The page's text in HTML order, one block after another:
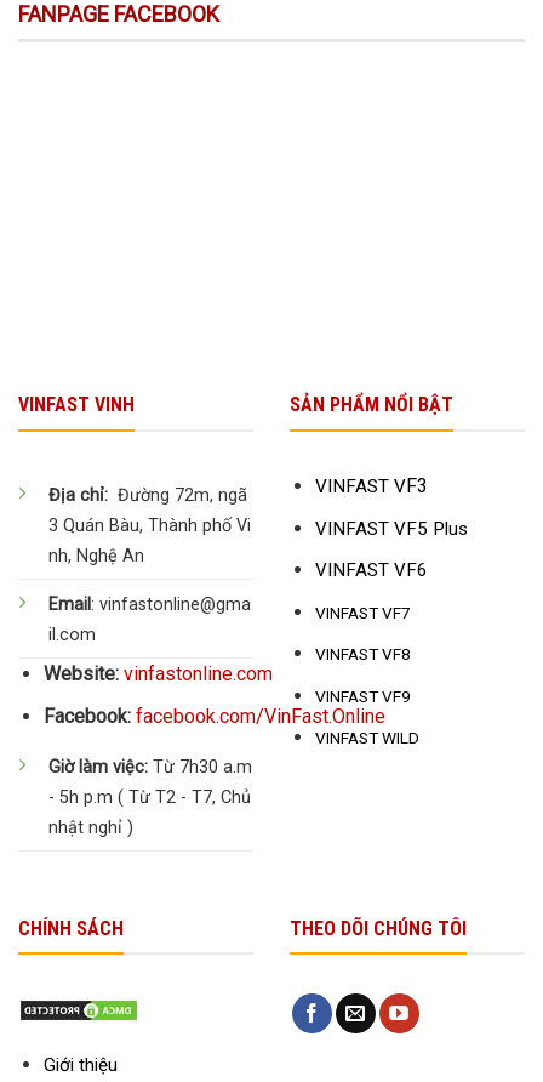
FANPAGE FACEBOOK
VINFAST VINH
Địa chỉ: Đường 72m, ngã
3 Quán Bàu, Thành phố Vi
nh, Nghệ An
Email: vinfastonline@gma
il.com
Website: vinfastonline.com
Facebook: facebook.com/VinFast.Online
Giờ làm việc: Từ 7h30 a.m
- 5h p.m ( Từ T2 - T7, Chủ
nhật nghỉ )
SẢN PHẨM NỔI BẬT
VINFAST VF3
VINFAST VF5 Plus
VINFAST VF6
VINFAST VF7
VINFAST VF8
VINFAST VF9
VINFAST WILD
CHÍNH SÁCH
Giới thiệu
THEO DÕI CHÚNG TÔI